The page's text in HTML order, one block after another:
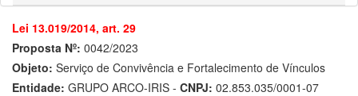
Lei 13.019/2014, art. 29
Proposta Nº: 0042/2023
Objeto: Serviço de Convivência e Fortalecimento de Vínculos
Entidade: GRUPO ARCO-IRIS - CNPJ: 02.853.035/0001-07